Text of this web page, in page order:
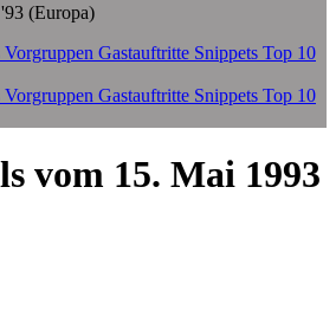
(Europa)
Vorgruppen Gastauftritte Snippets Top 10
Vorgruppen Gastauftritte Snippets Top 10
vom 15. Mai 1993